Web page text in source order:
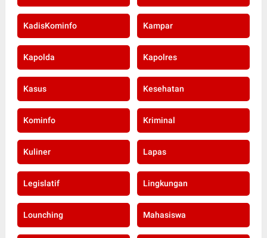
KadisKominfo Kampar
Kapolda Kapolres
Kasus Kesehatan
Kominfo Kriminal
Kuliner Lapas
Legislatif Lingkungan
Lounching Mahasiswa